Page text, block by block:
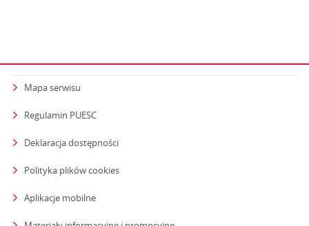
Mapa serwisu
Regulamin PUESC
Deklaracja dostępności
Polityka plików cookies
Aplikacje mobilne